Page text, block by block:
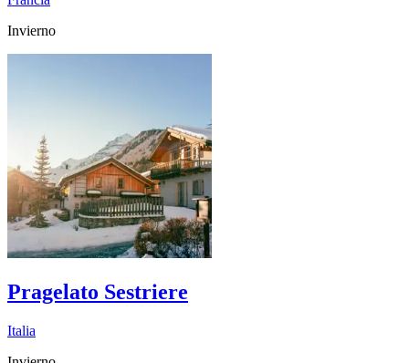
Invierno
Pragelato Sestriere
Italia